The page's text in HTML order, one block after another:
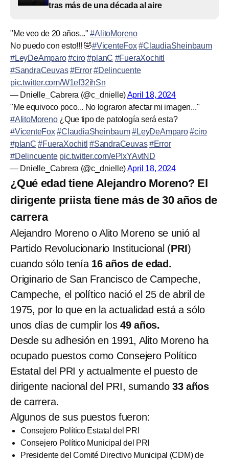
tras más de una década al aire
"Me veo de 20 años..."#AlitoMoreno
No puedo con esto!!! 🤣#VicenteFox #ClaudiaSheinbaum
#LeyDeAmparo #ciro #planC #FueraXochitl
#SandraCeuvas #Error #Delincuente
pic.twitter.com/W1ef32ihSn
— Dnielle_Cabrera (@c_dnielle)April 18, 2024
"Me equivoco poco... No lograron afectar mi imagen..."
#AlitoMoreno¿Que tipo de patología será esta?
#VicenteFox #ClaudiaSheinbaum #LeyDeAmparo #ciro
#planC #FueraXochitl #SandraCeuvas #Error
#Delincuente pic.twitter.com/ePIxYAvtND
— Dnielle_Cabrera (@c_dnielle)April 18, 2024
¿Qué edad tiene Alejandro Moreno? El
dirigente priista tiene más de 30 años de
carrera
Alejandro Moreno o Alito Moreno se unió al
Partido Revolucionario Institucional (PRI)
cuando sólo tenía16 años de edad.
Originario de San Francisco de Campeche,
Campeche, el político nació el 25 de abril de
1975, por lo que en la actualidad está a sólo
unos días de cumplir los49 años.
Desde su adhesión en 1991, Alito Moreno ha
ocupado puestos como Consejero Político
Estatal del PRI y actualmente el puesto de
dirigente nacional del PRI, sumando33 años
de carrera.
Algunos de sus puestos fueron:
Consejero Político Estatal del PRI
Consejero Político Municipal del PRI
Presidente del Comité Directivo Municipal (CDM) de